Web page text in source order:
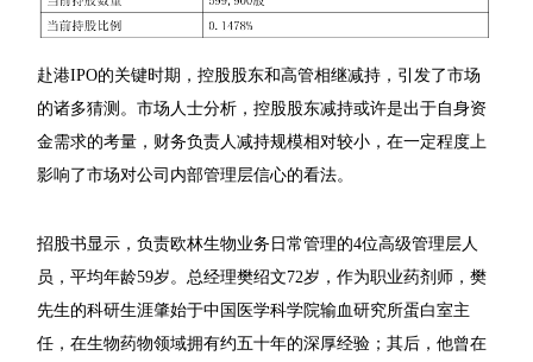
赴港IPO的关键时期，控股股东和高管相继减持，引发了市场
的诸多猜测。市场人士分析，控股股东减持或许是出于自身资
金需求的考量，财务负责人减持规模相对较小，在一定程度上
影响了市场对公司内部管理层信心的看法。
招股书显示，负责欧林生物业务日常管理的4位高级管理层人
员，平均年龄59岁。总经理樊绍文72岁，作为职业药剂师，樊
先生的科研生涯肇始于中国医学科学院输血研究所蛋白室主
任，在生物药物领域拥有约五十年的深厚经验；其后，他曾在